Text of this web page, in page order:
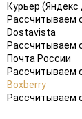
Курьер
Рассчитываем
Dostavista
Рассчитываем
Почта России
Рассчитываем
Boxberry
Рассчитываем